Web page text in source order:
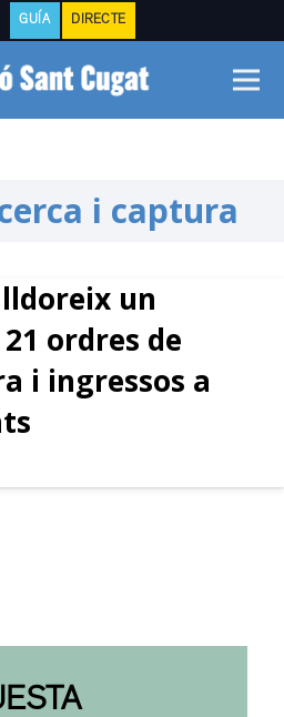
GUÍA DIRECTE
i captura
un
ordres de
i ingressos a